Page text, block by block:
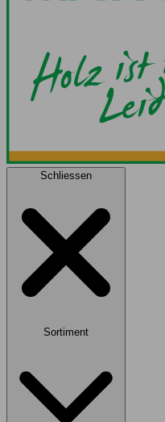
Schliessen
Sortiment